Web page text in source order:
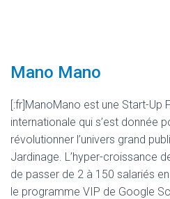
Mano Mano
[:fr]ManoMano est une Start-Up
internationale qui s’est donnée
révolutionner l’univers grand
Jardinage. L’hyper-croissance
de passer de 2 à 150 salariés
le programme VIP de Google